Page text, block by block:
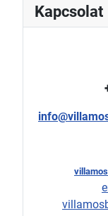
Kapcsolat